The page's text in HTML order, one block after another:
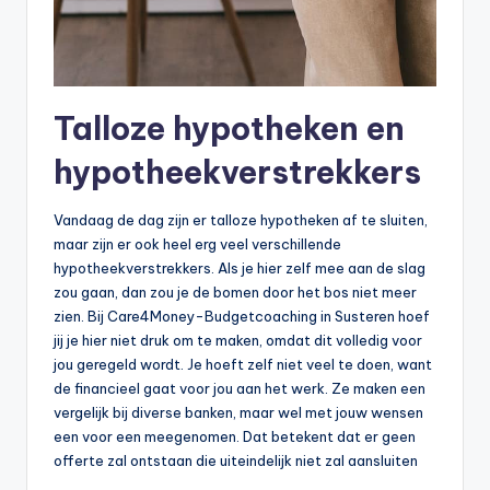
Talloze hypotheken en
hypotheekverstrekkers
Vandaag de dag zijn er talloze hypotheken af te sluiten,
maar zijn er ook heel erg veel verschillende
hypotheekverstrekkers. Als je hier zelf mee aan de slag
zou gaan, dan zou je de bomen door het bos niet meer
zien. Bij Care4Money-Budgetcoaching in Susteren hoef
jij je hier niet druk om te maken, omdat dit volledig voor
jou geregeld wordt. Je hoeft zelf niet veel te doen, want
de financieel gaat voor jou aan het werk. Ze maken een
vergelijk bij diverse banken, maar wel met jouw wensen
een voor een meegenomen. Dat betekent dat er geen
offerte zal ontstaan die uiteindelijk niet zal aansluiten